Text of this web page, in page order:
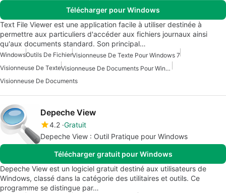
Télécharger pour Windows
Text File Viewer est une application facile à utiliser destinée à
permettre aux particuliers d'accéder aux fichiers journaux ainsi
qu'aux documents standard. Son principal…
WindowsOutils De FichierVisionneuse De Texte Pour Windows 7
Visionneuse De Texte
Visionneuse De Documents Pour Windows
Visionneuse De Documents
Depeche View
4.2 Gratuit
Depeche View : Outil Pratique pour Windows
Télécharger gratuit pour Windows
Depeche View est un logiciel gratuit destiné aux utilisateurs de
Windows, classé dans la catégorie des utilitaires et outils. Ce
programme se distingue par…